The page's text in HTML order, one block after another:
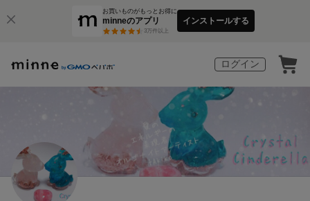
お買いものがもっとお得に
minneのアプリ
3万件以上
インストールする
ログイン